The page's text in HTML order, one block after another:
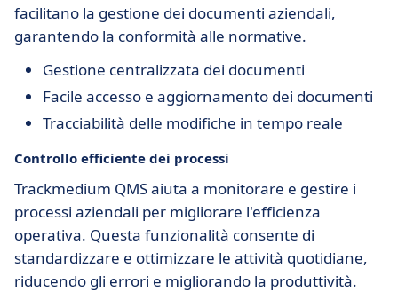
facilitano la gestione dei documenti aziendali,
garantendo la conformità alle normative.
Gestione centralizzata dei documenti
Facile accesso e aggiornamento dei documenti
Tracciabilità delle modifiche in tempo reale
Controllo efficiente dei processi
Trackmedium QMS aiuta a monitorare e gestire i
processi aziendali per migliorare l'efficienza
operativa. Questa funzionalità consente di
standardizzare e ottimizzare le attività quotidiane,
riducendo gli errori e migliorando la produttività.